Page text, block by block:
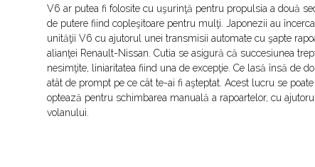
V6 ar putea fi folosite cu uşurinţă pentru propulsia a două
de putere fiind copleşitoare pentru mulţi. Japonezii au
unităţii V6 cu ajutorul unei transmisii automate cu şapte
alianţei Renault-Nissan. Cutia se asigură că succesiunea
nesimţite, liniaritatea fiind una de excepţie. Ce lasă însă de
atât de prompt pe ce cât te-ai fi aşteptat. Acest lucru se
optează pentru schimbarea manuală a rapoartelor, cu
volanului.